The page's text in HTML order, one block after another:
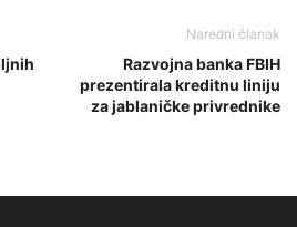
Naredni članak
Razvojna banka FBIH
prezentirala kreditnu liniju
za jablaničke privrednike